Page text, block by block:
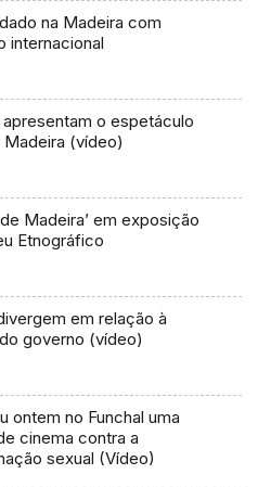
na Madeira com
internacional
apresentam o espetáculo
Madeira (vídeo)
Madeira’ em exposição
Etnográfico
em relação à
governo (vídeo)
ontem no Funchal uma
cinema contra a
sexual (Vídeo)